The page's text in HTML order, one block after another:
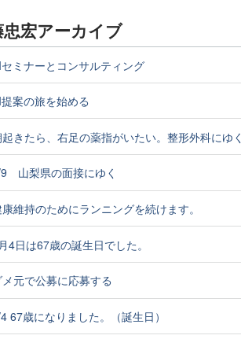
宏アーカイブ
ミナーとコンサルティング
案の旅を始める
きたら、右足の薬指がいたい。整形外科にゆく
山梨県の面接にゆく
維持のためにランニングを続けます。
4日は67歳の誕生日でした。
メ元で公募に応募する
67歳になりました。（誕生日）